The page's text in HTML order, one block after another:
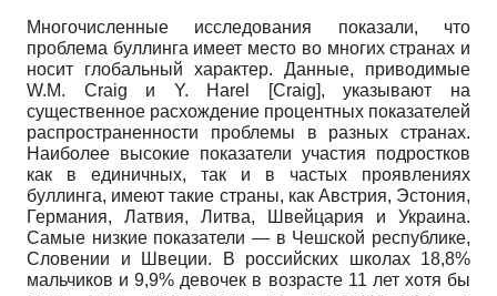
Многочисленные исследования показали, что
проблема буллинга имеет место во многих странах и
носит глобальный характер. Данные, приводимые
W.M. Craig и Y. Harel [Craig], указывают на
существенное расхождение процентных показателей
распространенности проблемы в разных странах.
Наиболее высокие показатели участия подростков
как в единичных, так и в частых проявлениях
буллинга, имеют такие страны, как Австрия, Эстония,
Германия, Латвия, Литва, Швейцария и Украина.
Самые низкие показатели — в Чешской республике,
Словении и Швеции. В российских школах 18,8%
мальчиков и 9,9% девочек в возрасте 11 лет хотя бы